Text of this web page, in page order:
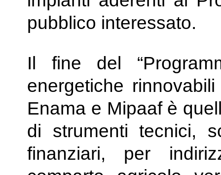
pubblico interessato.
Il fine del
energetiche
Enama e Mipaaf è
di strumenti tecnici,
finanziari, per